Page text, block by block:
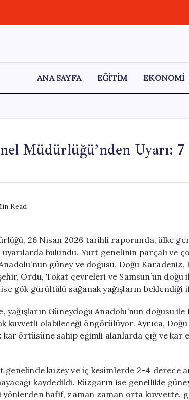
ANA SAYFA EĞİTİM EKONOMİ
Müdürlüğü’nden Uyarı:
Read
26 Nisan 2026 tarihli raporunda, ülke
bulundu. Yurt genelinin parçalı ve
güney ve doğusu, Doğu Karadeniz,
Ordu, Tokat çevreleri ve Samsun’un doğu
gök gürültülü sağanak yağışların beklendiği
Güneydoğu Anadolu’nun doğusu ile
kuvvetli olabileceği öngörülüyor. Ayrıca,
kar örtüsüne sahip eğimli alanlarda çığ ve
genelinde kuzey ve iç kesimlerde 2-4
kaydedildi. Rüzgarın ise genellikle
yönlerden hafif, zaman zaman orta kuvvette,